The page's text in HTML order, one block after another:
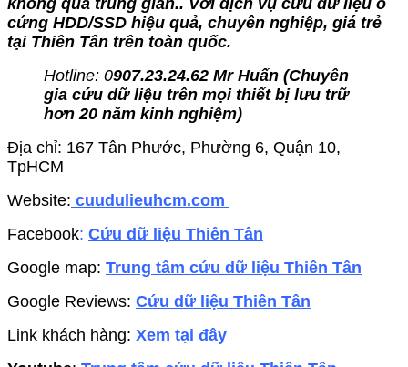
không qua trung gian.. Với dịch vụ cứu dữ liệu ổ
cứng HDD/SSD hiệu quả, chuyên nghiệp, giá trẻ
tại Thiên Tân trên toàn quốc.
Hotline: 0907.23.24.62 Mr Huấn (Chuyên
gia cứu dữ liệu trên mọi thiết bị lưu trữ
hơn 20 năm kinh nghiệm)
Địa chỉ: 167 Tân Phước, Phường 6, Quận 10,
TpHCM
Website: cuudulieuhcm.com
Facebook: Cứu dữ liệu Thiên Tân
Google map: Trung tâm cứu dữ liệu Thiên Tân
Google Reviews: Cứu dữ liệu Thiên Tân
Link khách hàng: Xem tại đây